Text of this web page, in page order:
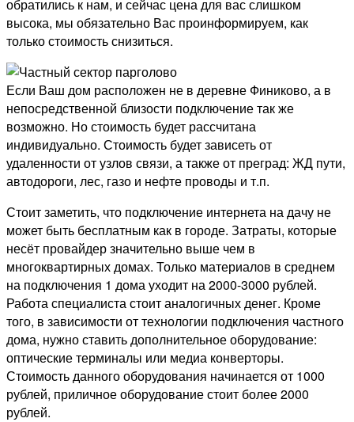
обратились к нам, и сейчас цена для вас слишком
высока, мы обязательно Вас проинформируем, как
только стоимость снизиться.
Если Ваш дом расположен не в деревне Финиково, а в
непосредственной близости подключение так же
возможно. Но стоимость будет рассчитана
индивидуально. Стоимость будет зависеть от
удаленности от узлов связи, а также от преград: ЖД пути,
автодороги, лес, газо и нефте проводы и т.п.
Стоит заметить, что подключение интернета на дачу не
может быть бесплатным как в городе. Затраты, которые
несёт провайдер значительно выше чем в
многоквартирных домах. Только материалов в среднем
на подключения 1 дома уходит на 2000-3000 рублей.
Работа специалиста стоит аналогичных денег. Кроме
того, в зависимости от технологии подключения частного
дома, нужно ставить дополнительное оборудование:
оптические терминалы или медиа конверторы.
Стоимость данного оборудования начинается от 1000
рублей, приличное оборудование стоит более 2000
рублей.